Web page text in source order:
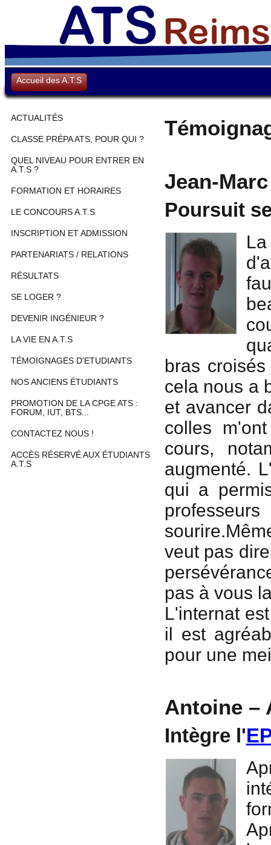
Accueil des A.T.S
ACTUALITÉS
CLASSE PRÉPA ATS, POUR QUI ?
QUEL NIVEAU POUR ENTRER EN
A.T.S ?
FORMATION ET HORAIRES
LE CONCOURS A.T.S
INSCRIPTION ET ADMISSION
PARTENARIATS / RELATIONS
RÉSULTATS
SE LOGER ?
DEVENIR INGÉNIEUR ?
LA VIE EN A.T.S
TÉMOIGNAGES D'ETUDIANTS
NOS ANCIENS ÉTUDIANTS
PROMOTION DE LA CPGE ATS :
FORUM, IUT, BTS...
CONTACTEZ NOUS !
ACCÈS RÉSERVÉ AUX ÉTUDIANTS
A.T.S
Jean-
Poursuit
bras
cela nous a
et avancer
colles
cours,
augmenté.
qui a
veut pas
pas à vous
L'internat
il est
pour une
Antoine –
Intègre l'